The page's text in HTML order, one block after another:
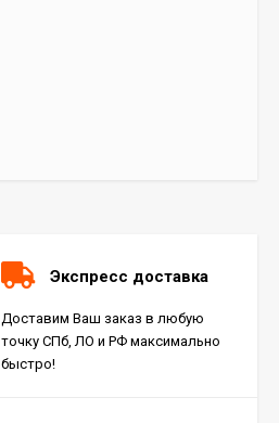
Экспресс доставка
Доставим Ваш заказ в любую
точку СПб, ЛО и РФ максимально
быстро!